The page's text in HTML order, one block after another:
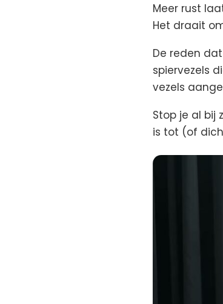
Meer rust
Het draait
De reden
spiervezels
vezels
Stop je al bij
is tot (of